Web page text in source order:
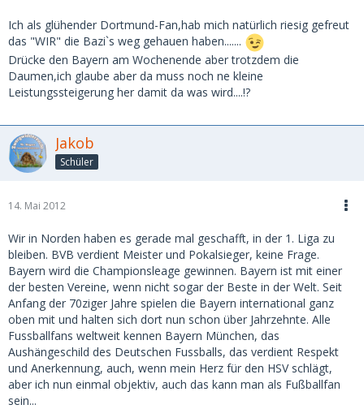
Ich als glühender Dortmund-Fan,hab mich natürlich riesig gefreut
das "WIR" die Bazi`s weg gehauen haben.......
Drücke den Bayern am Wochenende aber trotzdem die
Daumen,ich glaube aber da muss noch ne kleine
Leistungssteigerung her damit da was wird....!?
Jakob
Schüler
14. Mai 2012
Wir in Norden haben es gerade mal geschafft, in der 1. Liga zu
bleiben. BVB verdient Meister und Pokalsieger, keine Frage.
Bayern wird die Championsleage gewinnen. Bayern ist mit einer
der besten Vereine, wenn nicht sogar der Beste in der Welt. Seit
Anfang der 70ziger Jahre spielen die Bayern international ganz
oben mit und halten sich dort nun schon über Jahrzehnte. Alle
Fussballfans weltweit kennen Bayern München, das
Aushängeschild des Deutschen Fussballs, das verdient Respekt
und Anerkennung, auch, wenn mein Herz für den HSV schlägt,
aber ich nun einmal objektiv, auch das kann man als Fußballfan
sein...